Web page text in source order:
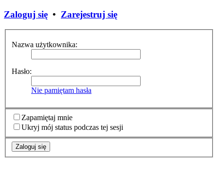
Zaloguj się • Zarejestruj się
Nazwa użytkownika:
Hasło:
Nie pamiętam hasła
Zapamiętaj mnie
Ukryj mój status podczas tej sesji